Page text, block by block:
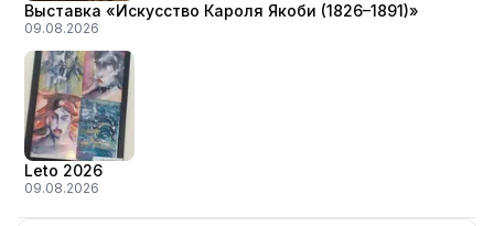
Выставка «Искусство Кароля Якоби (1826–1891)»
09.08.2026
Leto 2026
09.08.2026